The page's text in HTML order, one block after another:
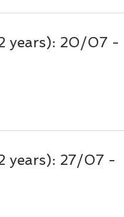
years): 20/07 -
years): 27/07 -